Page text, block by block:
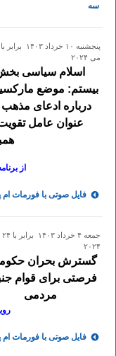
سه
می ۲۰۲۴
اسلام سیاسی
بیستم: موضع
درباره ادعای مذهب
عنوان عامل
از
فایل صوتی با فورمات
۲۰۲۴
گسترش بحران
فرصتی برای قوام
مردمی
فایل صوتی با فورمات